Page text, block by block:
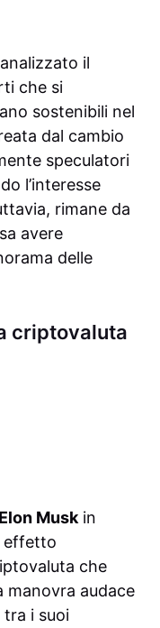
il
che si
sostenibili nel
dal cambio
speculatori
l’interesse
rimane da
avere
delle
criptovaluta
Elon Musk in
effetto
che
manovra audace
i suoi